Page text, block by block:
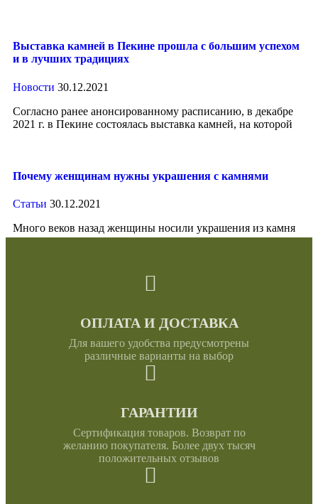
Выставка камней в Пекине прошла с большим успехом
и в лучших традициях
Новости 30.12.2021
Согласно ранее анонсированному расписанию, в декабре
2021 г. в Пекине состоялась выставка камней, на которой
Почему женщинам нужны украшения с камнями
Статьи 30.12.2021
Много веков назад женщины носили украшения из камня
на шее или кисти руки в качестве
ОПЛАТА И ДОСТАВКА
Для вашего удобства предусмотрены
различные варианты на выбор
ГАРАНТИИ
Сертификация товаров. Возврат по
желанию покупателя. Более двух тысяч
положительных отзывов